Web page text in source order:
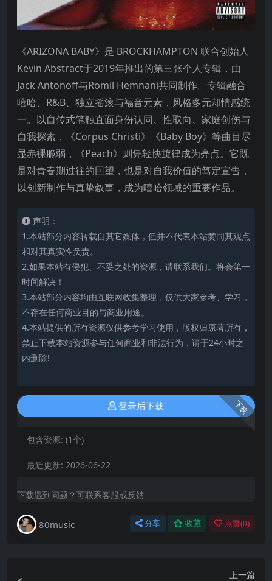
《ARIZONA BABY》是 BROCKHAMPTON 联合创始人
Kevin Abstract于2019年推出的第三张个人专辑，由
Jack Antonoff与Romil Hemnani共同制作。专辑融合
嘻哈、R&B、独立摇滚与福音元素，风格多元却情感统
一。以自传式笔触直面身份认同、性取向、家庭创伤与
自我探索，《Corpus Christi》《Baby Boy》等曲目尽
显赤裸脆弱，《Peach》则凭轻快旋律成为亮点。它既
是对青春期过往的回望，也是对自我价值的笃定宣告，
以创新制作与真挚叙事，成为嘻哈领域的重要作品。
声明：
1.本站部分内容转载自其它媒体，但并不代表本站赞同其观点
和对其真实性负责。
2.如果本站有侵犯、不妥之处的资源，请联系我们。将会第一
时间解决！
3.本站部分内容均由互联网收集整理，仅供大家参考、学习，
不存在任何商业目的与商业用途。
4.本站提供的所有资源仅供参考学习使用，版权归原著所有，
禁止下载本站资源参与任何商业和非法行为，请于24小时之
内删除!
下载
登录后下载
包含资源: (1个)
最近更新: 2026-06-22
下载遇到问题？可联系客服或反馈
80music 分享 收藏 点赞(0)
上一篇